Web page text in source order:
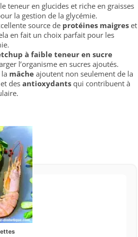
teneur en glucides et riche en graisses
la gestion de la glycémie.
source de protéines maigres et
en fait un choix parfait pour les
à faible teneur en sucre
l’organisme en sucres ajoutés.
mâche ajoutent non seulement de la
et des antioxydants qui contribuent à